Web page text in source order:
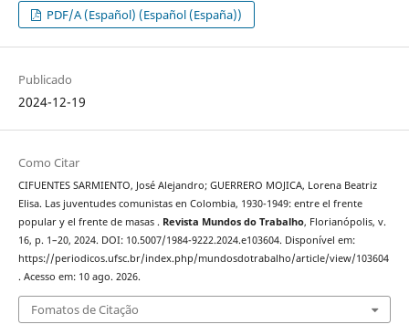
PDF/A (Español) (Español (España))
Publicado
2024-12-19
Como Citar
CIFUENTES SARMIENTO, José Alejandro; GUERRERO MOJICA, Lorena Beatriz
Elisa. Las juventudes comunistas en Colombia, 1930-1949: entre el frente
popular y el frente de masas . Revista Mundos do Trabalho, Florianópolis, v.
16, p. 1–20, 2024. DOI: 10.5007/1984-9222.2024.e103604. Disponível em:
https://periodicos.ufsc.br/index.php/mundosdotrabalho/article/view/103604
. Acesso em: 10 ago. 2026.
Fomatos de Citação